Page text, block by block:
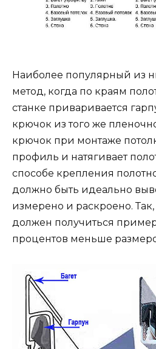
Наиболее популярный из
метод, когда по краям
станке приваривается
крючок из того же
крючок при монтаже
профиль и натягивает
способе крепления
должно быть идеально
измерено и раскроено.
должен получиться
процентов меньше